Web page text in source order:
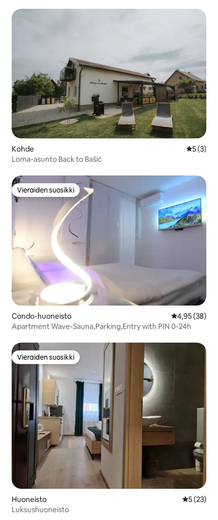
Kohde
5 (3)
Loma-asunto Back to Bašić
Vieraiden suosikki
Vieraiden suosikki
Condo-huoneisto
4,95 (38)
Apartment Wave-Sauna,Parking,Entry with PIN 0-24h
Vieraiden suosikki
Vieraiden suosikki
Huoneisto
5 (23)
Luksushuoneisto